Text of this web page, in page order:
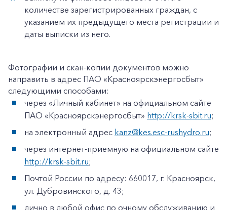
количестве зарегистрированных граждан, с
указанием их предыдущего места регистрации и
даты выписки из него.
Фотографии и скан-копии документов можно
направить в адрес ПАО «Красноярскэнергосбыт»
следующими способами:
через «Личный кабинет» на официальном сайте
ПАО «Красноярскэнергосбыт» http://krsk-sbit.ru;
на электронный адрес kanz@kes.esc-rushydro.ru;
через интернет-приемную на официальном сайте
http://krsk-sbit.ru;
Почтой России по адресу: 660017, г. Красноярск,
ул. Дубровинского, д. 43;
лично в любой офис по очному обслуживанию и